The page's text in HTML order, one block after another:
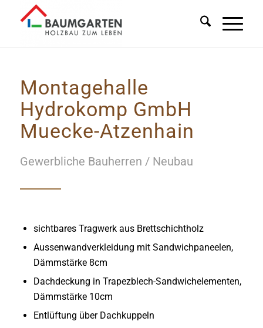
Montagehalle
Hydrokomp GmbH
Muecke-Atzenhain
Gewerbliche Bauherren / Neubau
sichtbares Tragwerk aus Brettschichtholz
Aussenwandverkleidung mit Sandwichpaneelen,
Dämmstärke 8cm
Dachdeckung in Trapezblech-Sandwichelementen,
Dämmstärke 10cm
Entlüftung über Dachkuppeln